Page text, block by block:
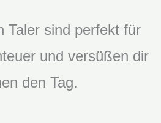
Taler sind perfekt für
und versüßen dir
den Tag.